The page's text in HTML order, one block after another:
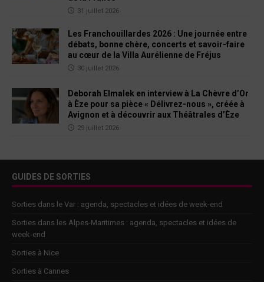
31 juillet 2026
Les Franchouillardes 2026 : Une journée entre
débats, bonne chère, concerts et savoir-faire
au cœur de la Villa Aurélienne de Fréjus
30 juillet 2026
Deborah Elmalek en interview à La Chèvre d’Or
à Èze pour sa pièce « Délivrez-nous », créée à
Avignon et à découvrir aux Théâtrales d’Èze
29 juillet 2026
GUIDES DE SORTIES
Sorties dans le Var : agenda, spectacles et idées de week-end
Sorties dans les Alpes-Maritimes : agenda, spectacles et idées de
week-end
Sorties à Nice
Sorties à Cannes